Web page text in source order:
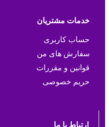
خدمات مشتریان
حساب کاربری
سفارش های من
قوانین و مقررات
حریم خصوصی
ارتباط با ما